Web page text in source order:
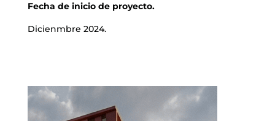
Fecha de inicio de proyecto.
Dicienmbre 2024.